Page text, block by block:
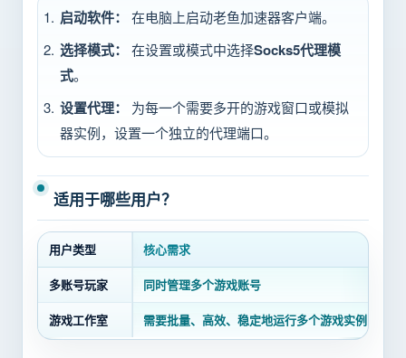
启动软件： 在电脑上启动老鱼加速器客户端。
选择模式： 在设置或模式中选择Socks5代理模
式。
设置代理：
为每一个需要多开的游戏窗口或模拟
器实例，设置一个独立的代理端口。
适用于哪些用户？
用户类型 核心需求
多账号玩家 同时管理多个游戏账号
游戏工作室 需要批量、高效、稳定地运行多个游戏实例